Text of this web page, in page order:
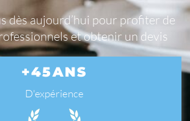
dès aujourd’hui pour profiter de
et obtenir un devis
D'expérience
+45ANS